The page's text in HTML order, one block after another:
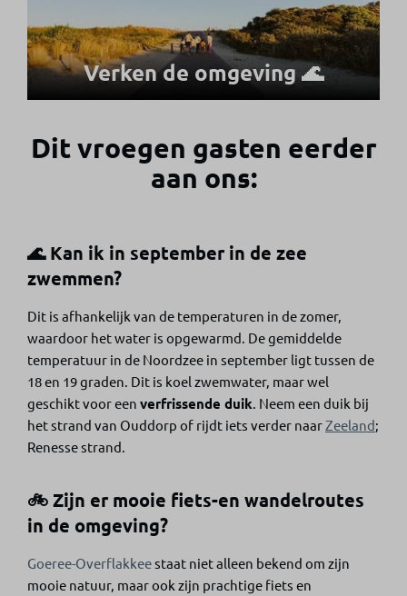
Verken de omgeving 🌊
Dit vroegen gasten eerder
aan ons:
🌊 Kan ik in september in de zee
zwemmen?
Dit is afhankelijk van de temperaturen in de zomer,
waardoor het water is opgewarmd. De gemiddelde
temperatuur in de Noordzee in september ligt tussen de
18 en 19 graden. Dit is koel zwemwater, maar wel
geschikt voor eenverfrissende duik . Neem een duik bij
het strand van Ouddorp of rijdt iets verder naarZeeland;
Renesse strand.
🚲 Zijn er mooie fiets-en wandelroutes
in de omgeving?
Goeree-Overflakkeestaat niet alleen bekend om zijn
mooie natuur, maar ook zijn prachtige fiets en